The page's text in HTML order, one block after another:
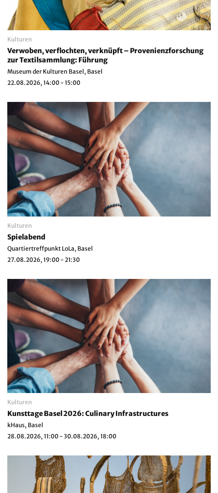
Kulturen
Verwoben, verflochten, verknüpft – Provenienzforschung
zur Textilsammlung: Führung
Museum der Kulturen Basel, Basel
22.08.2026, 14:00 - 15:00
Kulturen
Spielabend
Quartiertreffpunkt LoLa, Basel
27.08.2026, 19:00 - 21:30
Kulturen
Kunsttage Basel 2026: Culinary Infrastructures
kHaus, Basel
28.08.2026, 11:00 - 30.08.2026, 18:00